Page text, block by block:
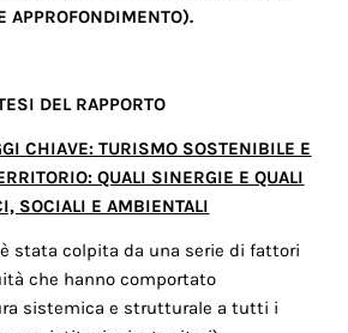
DEL RAPPORTO
CHIAVE: TURISMO SOSTENIBILE E
QUALI SINERGIE E QUALI
SOCIALI E AMBIENTALI
è stata colpita da una serie di fattori
che hanno comportato
sistemica e strutturale a tutti i